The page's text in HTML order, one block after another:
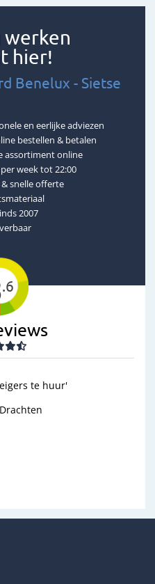
werken
hier!
Benelux - Sietse
en eerlijke adviezen
bestellen & betalen
assortiment online
week tot 22:00
& snelle offerte
2007
.6